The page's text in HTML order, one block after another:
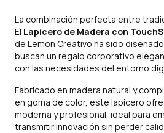
La combinación perfecta entre
El Lapicero de Madera con
de Lemon Creativo ha sido
buscan un regalo corporativo
con las necesidades del entorno
Fabricado en madera natural y
en goma de color, este lapicero
moderna y profesional, ideal para
transmitir innovación sin perder